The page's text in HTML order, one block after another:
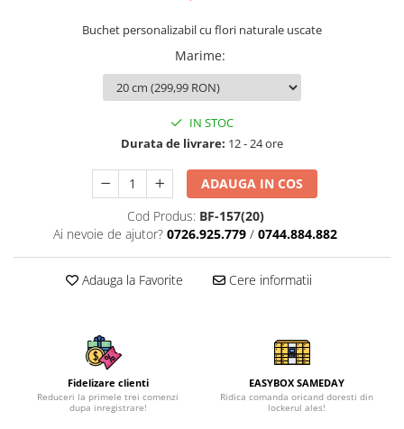
Buchet personalizabil cu flori naturale uscate
Marime:
IN STOC
Durata de livrare: 12 - 24 ore
ADAUGA IN COS
Cod Produs: BF-157(20)
Ai nevoie de ajutor? 0726.925.779 / 0744.884.882
Adauga la Favorite Cere informatii
Fidelizare clienti
Reduceri la primele trei comenzi
dupa inregistrare!
EASYBOX SAMEDAY
Ridica comanda oricand doresti din
lockerul ales!